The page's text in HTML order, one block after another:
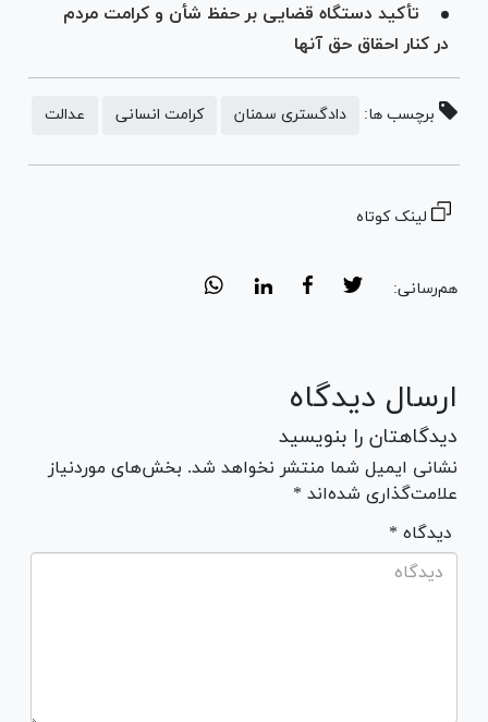
تأکید دستگاه قضایی بر حفظ شأن و کرامت مردم
در کنار احقاق حق آنها
برچسب ها: دادگستری سمنان کرامت انسانی عدالت
لینک کوتاه
هم‌رسانی:
ارسال دیدگاه
دیدگاهتان را بنویسید
نشانی ایمیل شما منتشر نخواهد شد. بخش‌های موردنیاز
علامت‌گذاری شده‌اند *
* دیدگاه